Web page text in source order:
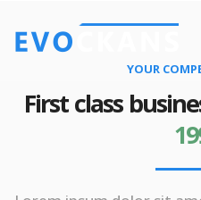
YOUR
First class